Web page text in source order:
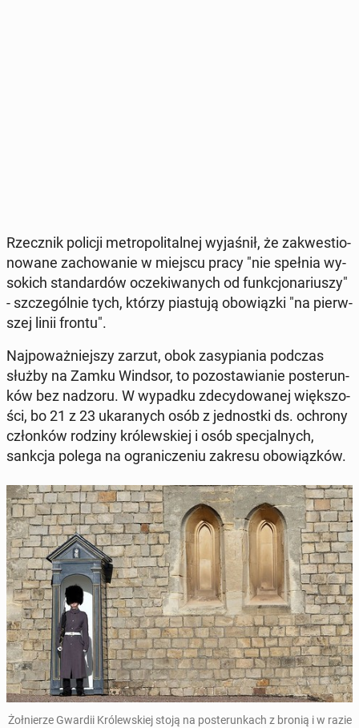
Rzecz­nik policji me­tro­po­li­tal­nej wy­ja­śnił, że za­kwe­stio­
no­wa­ne za­cho­wa­nie w miejscu pracy "nie spełnia wy­
so­kich stan­dar­dów ocze­ki­wa­nych od funk­cjo­na­riu­szy"
- szcze­gól­nie tych, którzy pia­stu­ją obo­wiąz­ki "na pierw­
szej linii frontu".
Naj­po­waż­niej­szy zarzut, obok za­sy­pia­nia podczas
służby na Zamku Windsor, to po­zo­sta­wia­nie po­ste­run­
ków bez nadzoru. W wypadku zde­cy­do­wa­nej więk­szo­
ści, bo 21 z 23 uka­ra­nych osób z jed­nost­ki ds. ochrony
człon­ków rodziny kró­lew­skiej i osób spe­cjal­nych,
sankcja polega na ogra­ni­cze­niu zakresu obo­wiąz­ków.
Żoł­nie­rze Gwardii Kró­lew­skiej stoją na po­ste­run­kach z bronią i w razie